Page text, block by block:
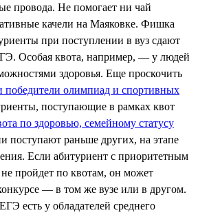
провода. Не помогает ни чай
качели на Маяковке. Фишка
при поступлении в вуз сдают
Особая квота, например, — у людей
здоровья. Еще проскочить
победители олимпиад и спортивных
поступающие в рамках квот
по здоровью, семейному статусу
поступают раньше других, на этапе
Если абитуриент с приоритетным
пройдет по квотам, он может
— в том же вузе или в другом.
есть у обладателей среднего